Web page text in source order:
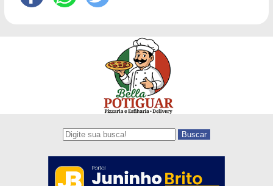
Buscar